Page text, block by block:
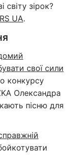
зірок?
UA.
свої сили
конкурсу
Олександра
пісню для